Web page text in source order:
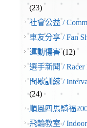
(23)
社會公益 /
車友分享 / Fan
運動傷害(12)
選手新聞 / Racer
間歇訓練 /
(24)
順風四馬騎福
飛輪教室 /